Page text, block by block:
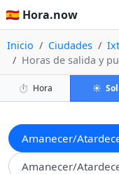
🇪🇸 Hora.now
Inicio Ciudades
Horas de salida y
⏱️ Hora ☀️ Sol
Amanecer/
Amanecer/